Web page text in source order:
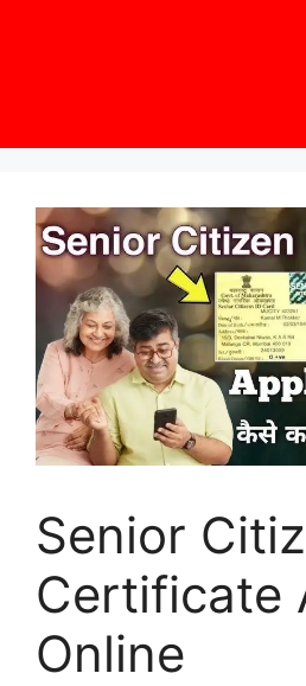
Senior
Certificate
Online